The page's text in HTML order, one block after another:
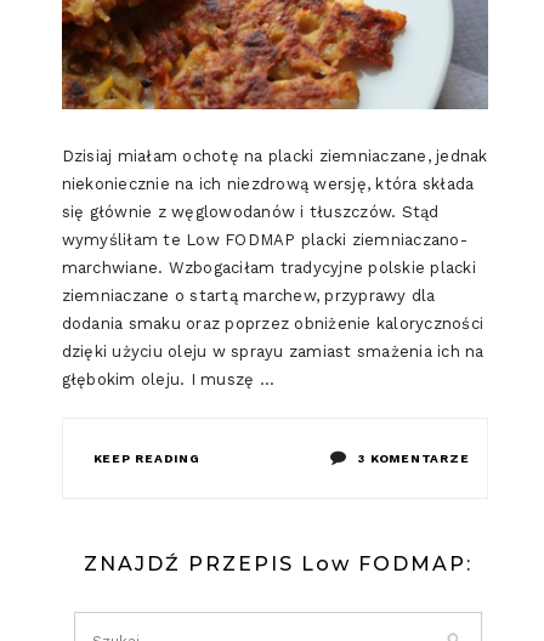
Dzisiaj miałam ochotę na placki ziemniaczane, jednak
niekoniecznie na ich niezdrową wersję, która składa
się głównie z węglowodanów i tłuszczów. Stąd
wymyśliłam te Low FODMAP placki ziemniaczano-
marchwiane. Wzbogaciłam tradycyjne polskie placki
ziemniaczane o startą marchew, przyprawy dla
dodania smaku oraz poprzez obniżenie kaloryczności
dzięki użyciu oleju w sprayu zamiast smażenia ich na
głębokim oleju. I muszę …
KEEP READING 3 KOMENTARZEDO
ZNAJDŹ PRZEPIS Low FODMAP: